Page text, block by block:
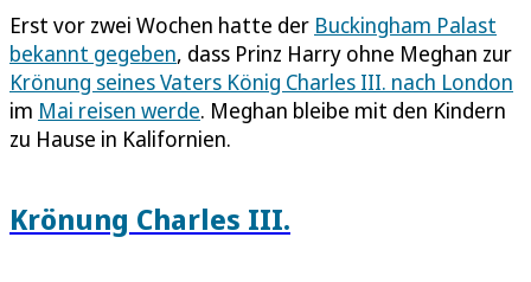
Erst vor zwei Wochen hatte der Buckingham Palast
bekannt gegeben, dass Prinz Harry ohne Meghan zur
Krönung seines Vaters König Charles III. nach London
im Mai reisen werde. Meghan bleibe mit den Kindern
zu Hause in Kalifornien.
Krönung Charles III.